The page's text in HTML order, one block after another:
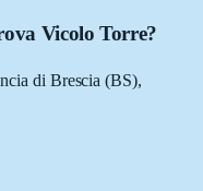
Vicolo Torre?
di Brescia (BS),